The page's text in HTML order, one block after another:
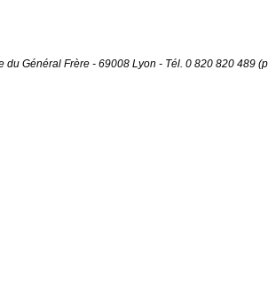
Général Frère - 69008 Lyon - Tél. 0 820 820 489